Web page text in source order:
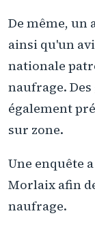
De même, un
ainsi qu'un
nationale
naufrage.
également
sur zone.
Une enquête
Morlaix afin
naufrage.